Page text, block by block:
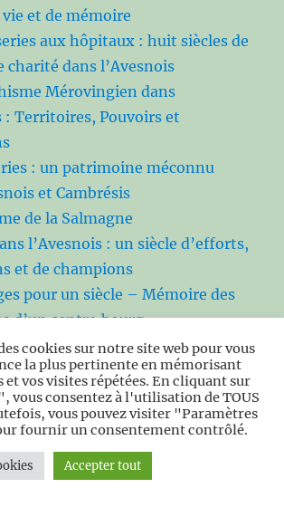
et de mémoire
aux hôpitaux : huit siècles de
charité dans l’Avesnois
Mérovingien dans
: Territoires, Pouvoirs et
: un patrimoine méconnu
et Cambrésis
de la Salmagne
l’Avesnois : un siècle d’efforts,
et de champions
pour un siècle – Mémoire des
d’un centre‑bourg
: des origines à la ville fortifiée
détruire et reconstruite et (1940–
industrielle : une ville qui se forge
ses Quartiers et ses Vies
cookies sur notre site web pour vous
la plus pertinente en mémorisant
et vos visites répétées. En cliquant sur
vous consentez à l'utilisation de TOUS
vous pouvez visiter "Paramètres
fournir un consentement contrôlé.
Accepter tout